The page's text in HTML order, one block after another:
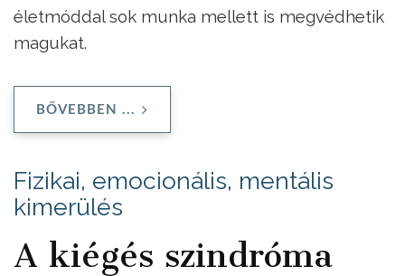
életmóddal sok munka mellett is megvédhetik
magukat.
BŐVEBBEN ...
Fizikai, emocionális, mentális
kimerülés
A kiégés szindróma